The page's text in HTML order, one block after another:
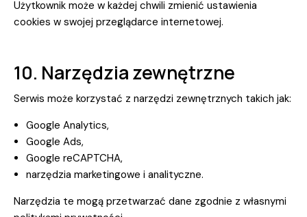
Użytkownik może w każdej chwili zmienić ustawienia
cookies w swojej przeglądarce internetowej.
10. Narzędzia zewnętrzne
Serwis może korzystać z narzędzi zewnętrznych takich jak:
Google Analytics,
Google Ads,
Google reCAPTCHA,
narzędzia marketingowe i analityczne.
Narzędzia te mogą przetwarzać dane zgodnie z własnymi